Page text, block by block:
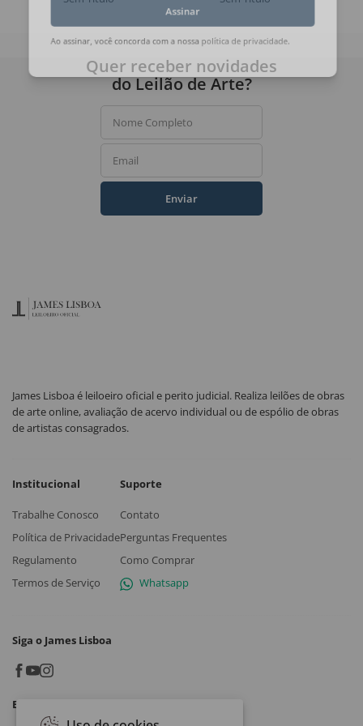
Assinar
Ao assinar, você concorda com a nossa política de privacidade
Quer receber novidades
do Leilão de Arte?
Nome Completo
Email
Enviar
James Lisboa é leiloeiro oficial e perito judicial. Realiza leilões de obras
de arte online, avaliação de acervo individual ou de espólio de obras
de artistas consagrados.
Institucional
Trabalhe Conosco
Política de Privacidade
Regulamento
Termos de Serviço
Suporte
Contato
Perguntas Frequentes
Como Comprar
Whatsapp
Siga o James Lisboa
Baixe o App